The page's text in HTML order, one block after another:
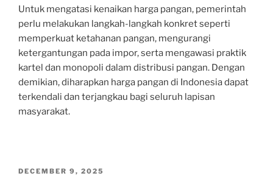
Untuk mengatasi kenaikan harga pangan, pemerintah
perlu melakukan langkah-langkah konkret seperti
memperkuat ketahanan pangan, mengurangi
ketergantungan pada impor, serta mengawasi praktik
kartel dan monopoli dalam distribusi pangan. Dengan
demikian, diharapkan harga pangan di Indonesia dapat
terkendali dan terjangkau bagi seluruh lapisan
masyarakat.
POSTED
DECEMBER 9, 2025